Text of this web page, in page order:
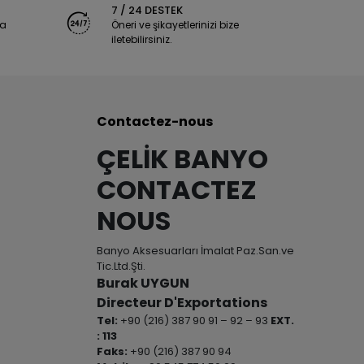
7 / 24 DESTEK
Öneri ve şikayetlerinizi bize
iletebilirsiniz.
Contactez-nous
ÇELİK BANYO
CONTACTEZ
NOUS
Banyo Aksesuarları İmalat Paz.San.ve
Tic.Ltd.Şti.
Burak UYGUN
Directeur D'Exportations
Tel: +90 (216) 387 90 91 – 92 – 93 EXT.
: 113
Faks: +90 (216) 387 90 94